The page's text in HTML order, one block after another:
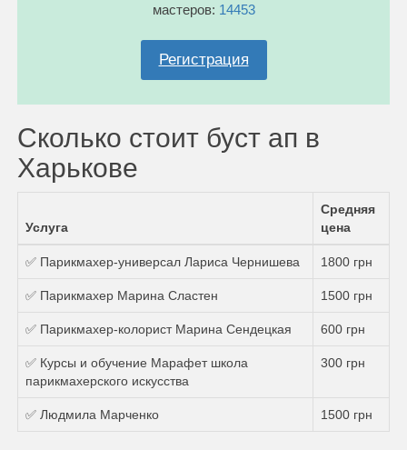
мастеров: 14453
Регистрация
Сколько стоит буст ап в
Харькове
Услуга
Средняя
цена
✅ Парикмахер-универсал Лариса Чернишева 1800 грн
✅ Парикмахер Марина Сластен 1500 грн
✅ Парикмахер-колорист Марина Сендецкая 600 грн
✅ Курсы и обучение Марафет школа
парикмахерского искусства
300 грн
✅ Людмила Марченко 1500 грн